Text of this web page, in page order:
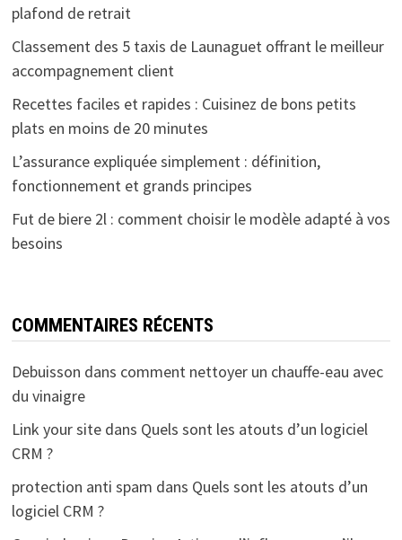
plafond de retrait
Classement des 5 taxis de Launaguet offrant le meilleur
accompagnement client
Recettes faciles et rapides : Cuisinez de bons petits
plats en moins de 20 minutes
L’assurance expliquée simplement : définition,
fonctionnement et grands principes
Fut de biere 2l : comment choisir le modèle adapté à vos
besoins
COMMENTAIRES RÉCENTS
Debuisson dans comment nettoyer un chauffe-eau avec
du vinaigre
Link your sitedans Quels sont les atouts d’un logiciel
CRM ?
protection anti spam dans Quels sont les atouts d’un
logiciel CRM ?